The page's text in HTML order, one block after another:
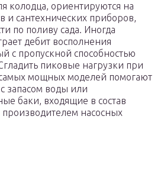
колодца, ориентируются на
и сантехнических приборов,
по поливу сада. Иногда
дебит восполнения
с пропускной способностью
пиковые нагрузки при
мощных моделей помогают
запасом воды или
баки, входящие в состав
насосных